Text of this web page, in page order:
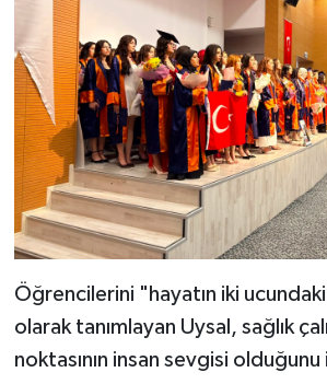
Öğrencilerini "hayatın iki
olarak tanımlayan Uysal, sağlık
noktasının insan sevgisi